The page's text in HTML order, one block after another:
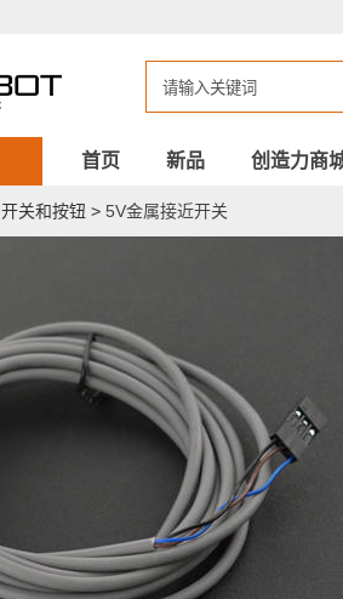
首页 新品 创造力商
开关和按钮 > 5V金属接近开关